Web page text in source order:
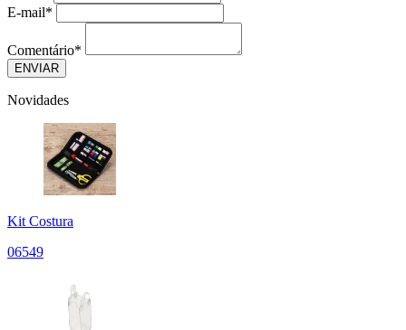
E-mail*
Comentário*
Novidades
Kit Costura
06549